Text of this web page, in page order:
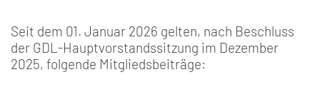
Seit dem 01. Januar 2026 gelten, nach Beschluss
der GDL-Hauptvorstandssitzung im Dezember
2025, folgende Mitgliedsbeiträge: